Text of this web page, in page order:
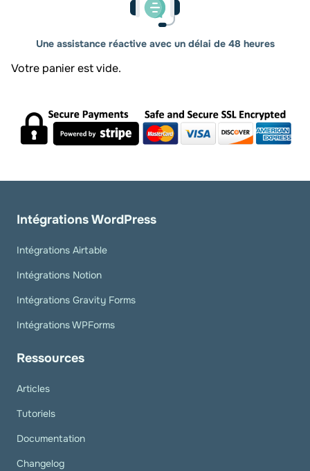
Une assistance réactive avec un délai de 48 heures
Votre panier est vide.
Intégrations WordPress
Intégrations Airtable
Intégrations Notion
Intégrations Gravity Forms
Intégrations WPForms
Ressources
Articles
Tutoriels
Documentation
Changelog